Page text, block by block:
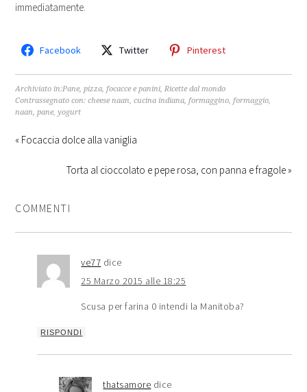
immediatamente.
Facebook Twitter Pinterest
Archiviato in:Pane, pizza, focacce e panini,Ricette dal mondo
Contrassegnato con:cheese naan,cucina indiana,formaggino,formaggio,
naan,pane,yogurt
« Focaccia dolce alla vaniglia
Torta al cioccolato e pepe rosa, con panna e fragole »
COMMENTI
ve77 dice
25 Marzo 2015 alle 18:25
Scusa per farina 0 intendi la Manitoba?
RISPONDI
thatsamore dice